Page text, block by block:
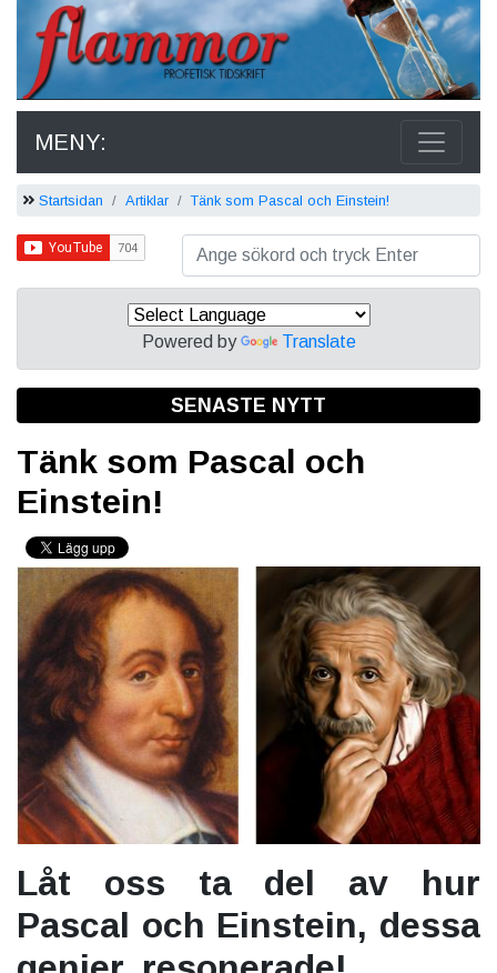
MENY:
Startsidan Artiklar Tänk som Pascal och Einstein!
Powered by Translate
SENASTE NYTT
Tänk som Pascal och
Einstein!
Låt oss ta del av hur
Pascal och Einstein, dessa